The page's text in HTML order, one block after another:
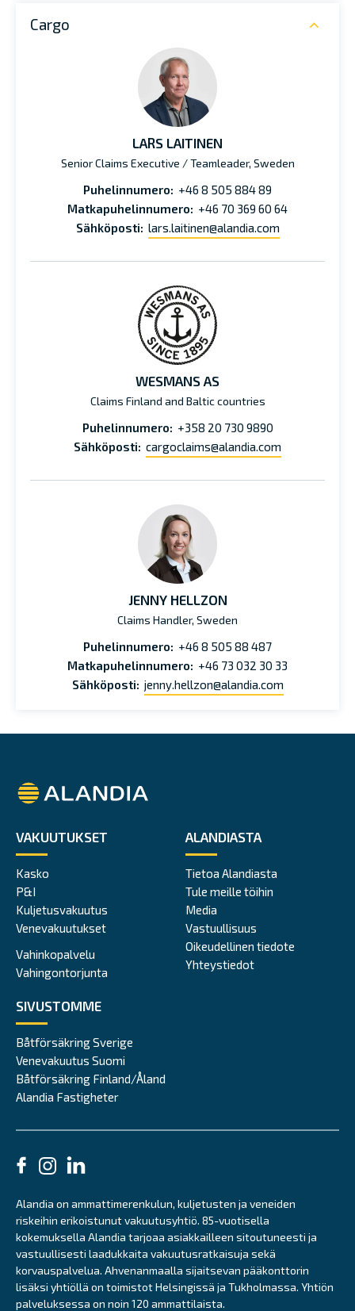
Cargo
LARS LAITINEN
Senior Claims Executive / Teamleader, Sweden
Puhelinnumero: +46 8 505 884 89
Matkapuhelinnumero: +46 70 369 60 64
Sähköposti: lars.laitinen@alandia.com
WESMANS AS
Claims Finland and Baltic countries
Puhelinnumero: +358 20 730 9890
Sähköposti: cargoclaims@alandia.com
JENNY HELLZON
Claims Handler, Sweden
Puhelinnumero: +46 8 505 88 487
Matkapuhelinnumero: +46 73 032 30 33
Sähköposti: jenny.hellzon@alandia.com
Alandia
VAKUUTUKSET
Kasko
P&I
Kuljetusvakuutus
Venevakuutukset
Vahinkopalvelu
Vahingontorjunta
ALANDIASTA
Tietoa Alandiasta
Tule meille töihin
Media
Vastuullisuus
Oikeudellinen tiedote
Yhteystiedot
SIVUSTOMME
Båtförsäkring Sverige
Venevakuutus Suomi
Båtförsäkring Finland/Åland
Alandia Fastigheter
Alandia on ammattimerenkulun, kuljetusten ja veneiden
riskeihin erikoistunut vakuutusyhtiö. 85-vuotisella
kokemuksella Alandia tarjoaa asiakkailleen sitoutuneesti ja
vastuullisesti laadukkaita vakuutusratkaisuja sekä
korvauspalvelua. Ahvenanmaalla sijaitsevan pääkonttorin
lisäksi yhtiöllä on toimistot Helsingissä ja Tukholmassa. Yhtiön
palveluksessa on noin 120 ammattilaista.